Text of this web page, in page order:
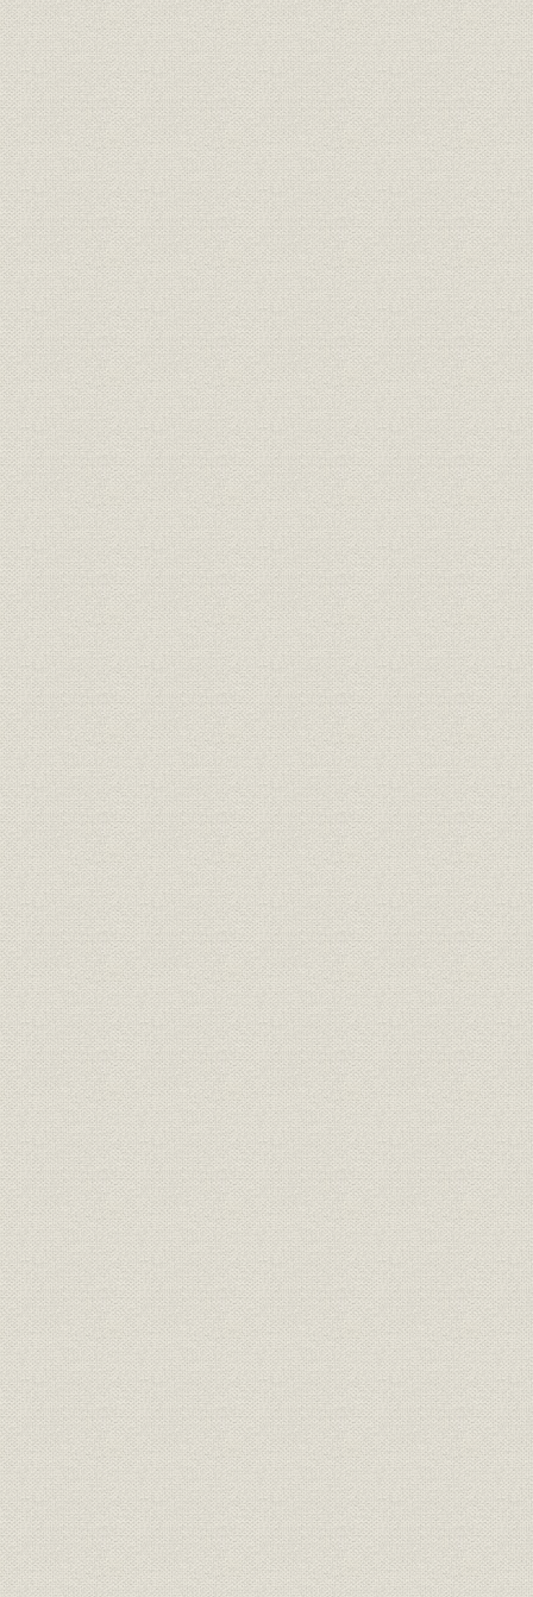
経営 家長方御見込書 明治一九
経営 同苗一致決心誓盟書 明治一九
規則 三井家定則 明治一九年
経営;規則 井上伯へ呈上同族并重役誓約書 明治二三
経営;規則
三井銀行総長・副長ト相談役ト
ノ規約
明治二十
財務・業績 三井銀行 貸借総括表 明治二三
財務・業績 [三井銀行] 全店合併整理予算 明治二十
財務・業績
[三井銀行] 調書類之儘当時決算
之見込
明治二十
社訓 三井家憲第二草案 明治二四
経営;社訓 ロイスレル氏意見書
明治二四
年七月廿日
経営;規則 三井家仮評議会規則 明治二四
経営 三井家仮評議会議事録
明治二四
年五月三
経営;規則 三井組 諸規則留(抄) 明治廿六
財務・業績
明治廿五年下半季 大元方勘定目
録
明治廿五
財務・業績 物産会社営業実況報告并意見書 明治二四
経営
三井物産会社改革将来必要之廉
明治二四年
事業所;経営
三井物産会社本支店将来営業科
目
明治二四年
経営 三井鉱山会社創立趣意書 明治二四年
経営 三井鉱山合資会社創立手続 明治二五年
定款 有限責任三井鉱山合資会社定款 明治二五
財務・業績
三井鉱山合資会社 明治廿五年下
季営業報告
明治二六
組織 明治二四年 三越呉服店改革書類 明治二四年
組織 三越呉服店改正手続 明治廿五
経営 三越呉服店宛 大元方ヨリ達書 明治二六
組織
三井各商店ヲ合名会社ノ組織ニ
スル事
明治二六